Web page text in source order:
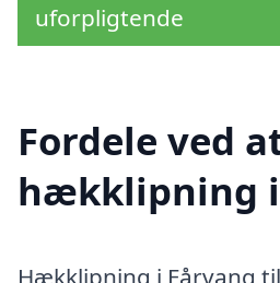
uforpligtende
Fordele ved
hækklipning i
Hækklipning i Fårvang